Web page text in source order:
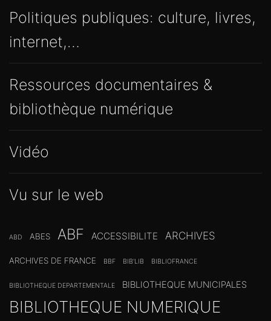
Politiques publiques: culture, livres,
internet,…
Ressources documentaires &
bibliothèque numérique
Vidéo
Vu sur le web
ABD ABES ABF ACCESSIBILITE ARCHIVES
ARCHIVES DE FRANCE BBF BIB'LIB BIBLIOFRANCE
BIBLIOTHEQUE DEPARTEMENTALE BIBLIOTHEQUE MUNICIPALES
BIBLIOTHEQUE NUMERIQUE